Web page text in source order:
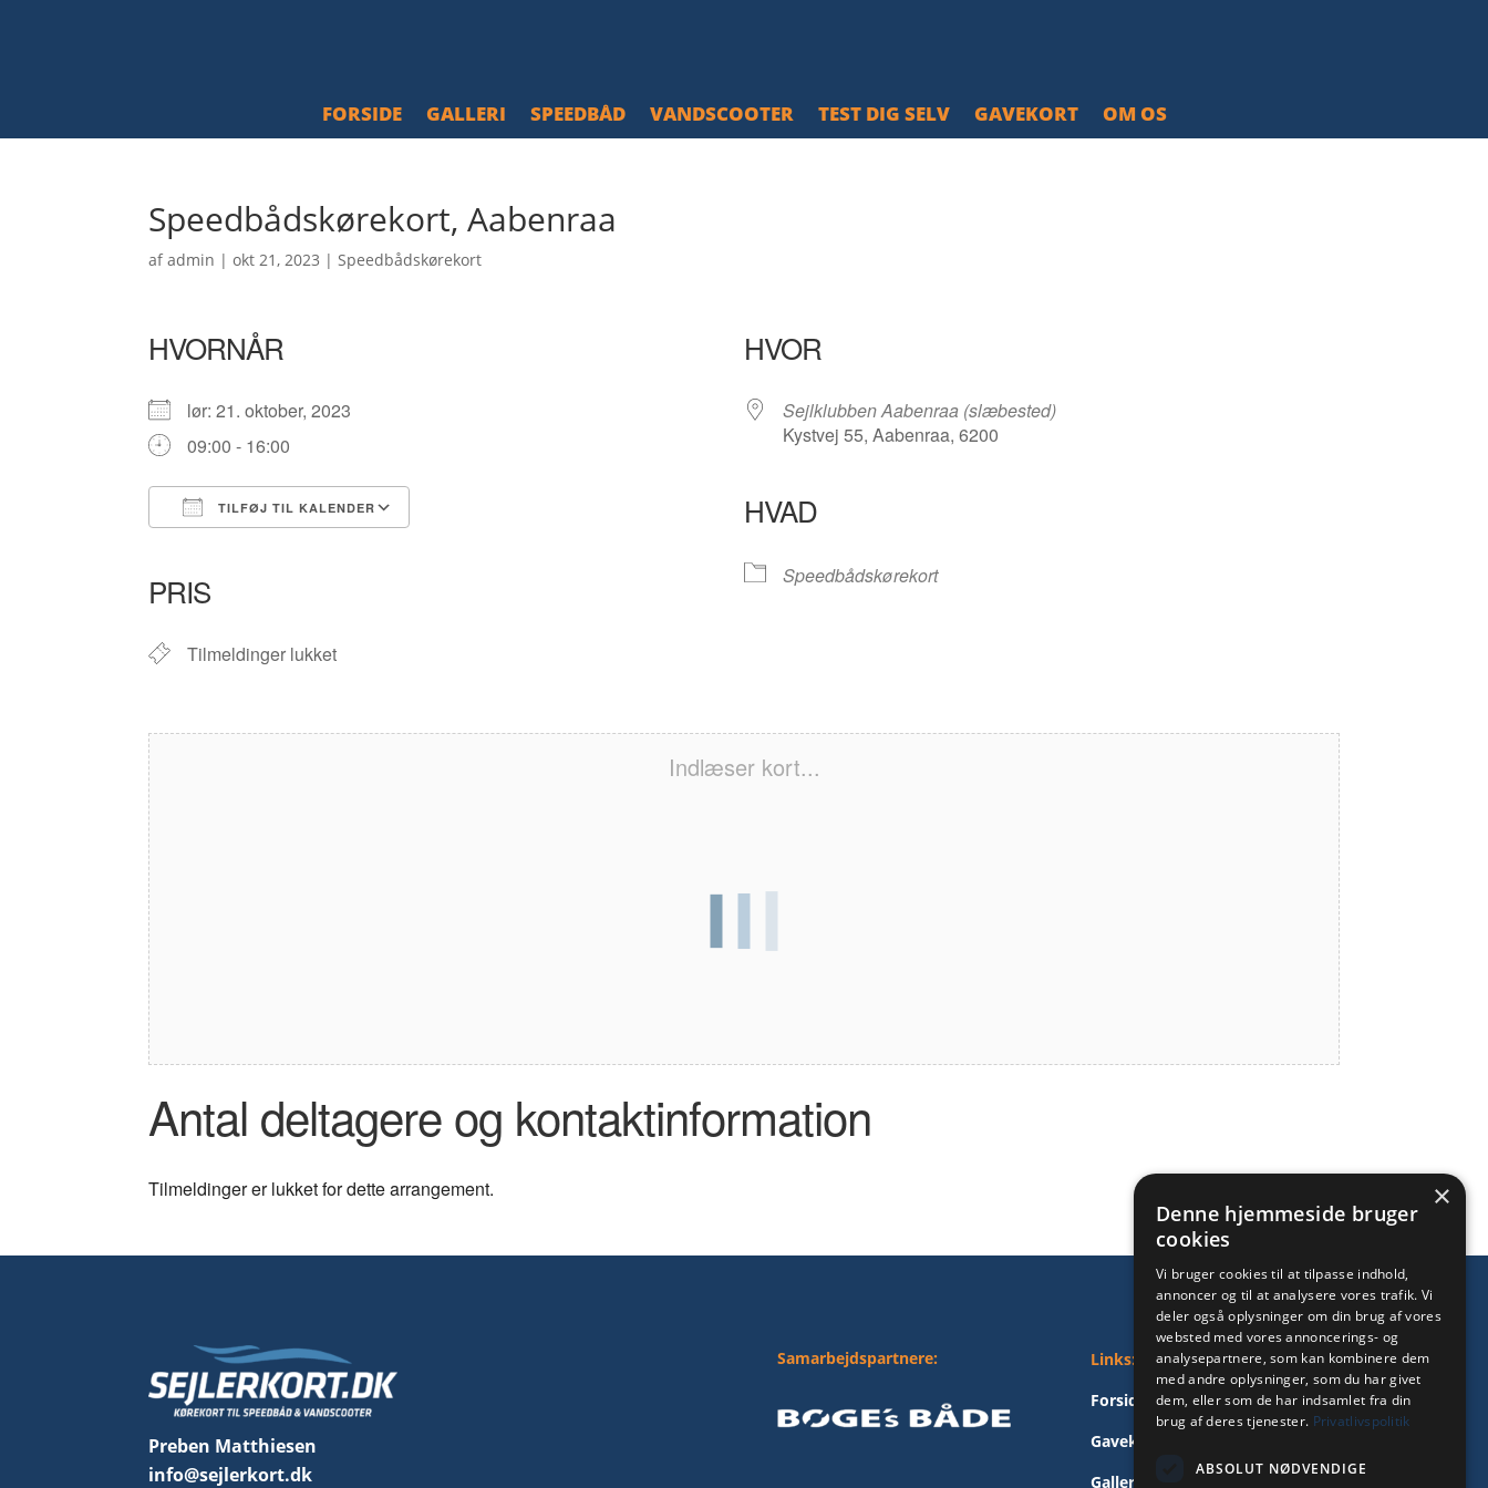
FORSIDE GALLERI SPEEDBÅD VANDSCOOTER TEST DIG SELV GAVEKORT OM OS
Speedbådskørekort, Aabenraa
afadmin |okt 21, 2023 |Speedbådskørekort
HVORNÅR
lør: 21. oktober, 2023
09:00 - 16:00
TILFØJ TIL KALENDER
PRIS
Tilmeldinger lukket
HVOR
Sejlklubben Aabenraa (slæbested)
Kystvej 55, Aabenraa, 6200
HVAD
Speedbådskørekort
Indlæser kort...
Antal deltagere og kontaktinformation
Tilmeldinger er lukket for dette arrangement.
Preben Matthiesen
info@sejlerkort.dk
Samarbejdspartnere:
Links:
Forside
Gavekort
Galleri
×
Denne hjemmeside bruger
cookies
Vi bruger cookies til at tilpasse indhold,
annoncer og til at analysere vores trafik. Vi
deler også oplysninger om din brug af vores
websted med vores annoncerings- og
analysepartnere, som kan kombinere dem
med andre oplysninger, som du har givet
dem, eller som de har indsamlet fra din
brug af deres tjenester. Privatlivspolitik
ABSOLUT NØDVENDIGE